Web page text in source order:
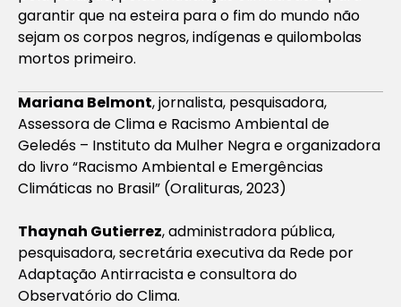
garantir que na esteira para o fim do mundo não
sejam os corpos negros, indígenas e quilombolas
mortos primeiro.
Mariana Belmont, jornalista, pesquisadora,
Assessora de Clima e Racismo Ambiental de
Geledés – Instituto da Mulher Negra e organizadora
do livro “Racismo Ambiental e Emergências
Climáticas no Brasil” (Oralituras, 2023)
Thaynah Gutierrez, administradora pública,
pesquisadora, secretária executiva da Rede por
Adaptação Antirracista e consultora do
Observatório do Clima.